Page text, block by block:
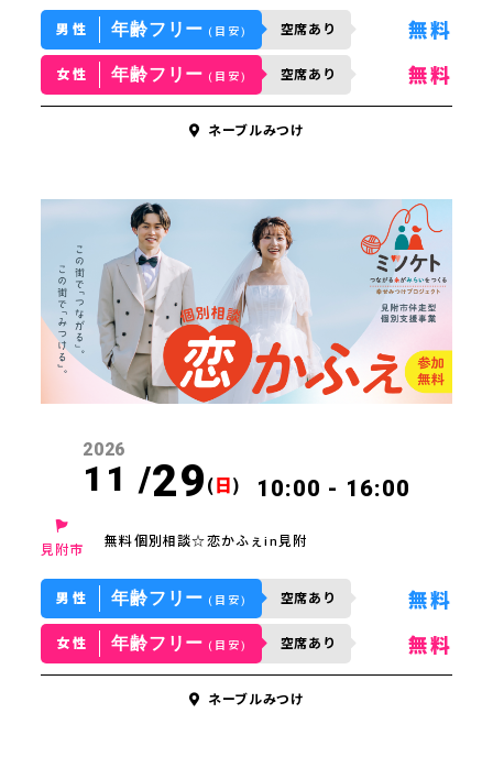
男性 年齢フリー (目安) 空席あり 無料
女性 年齢フリー (目安) 空席あり 無料
ネーブルみつけ
2026
11 /29 ( 日) 10:00 - 16:00
見附市
無料個別相談☆恋かふぇin見附
男性 年齢フリー (目安) 空席あり 無料
女性 年齢フリー (目安) 空席あり 無料
ネーブルみつけ